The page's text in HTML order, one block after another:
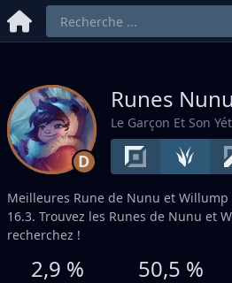
D
Runes
Le Garçon Et Son
Meilleures Rune de Nunu et Willump
16.3. Trouvez les Runes de Nunu et
recherchez !
2,9 % 50,5 %